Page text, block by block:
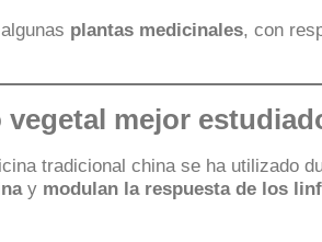
plantas medicinales, con
mejor
tradicional china se ha utilizado
y modulan la respuesta de los